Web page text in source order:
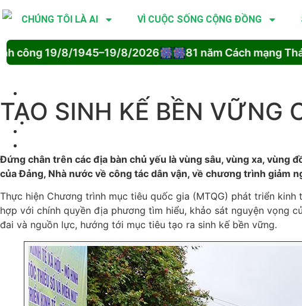
CHÚNG TÔI LÀ AI VÌ CUỘC SỐNG CỘNG ĐỒNG
công 19/8/1945–19/8/2026🎆🎆81 năm Cách mạng
TẠO SINH KẾ BỀN VỮNG
Đứng chân trên các địa bàn chủ yếu là vùng sâu, vùng xa, vùng
của Đảng, Nhà nước về công tác dân vận, về chương trình giảm
Thực hiện Chương trình mục tiêu quốc gia (MTQG) phát triển
hợp với chính quyền địa phương tìm hiểu, khảo sát nguyện vọng
đai và nguồn lực, hướng tới mục tiêu tạo ra sinh kế bền vững.